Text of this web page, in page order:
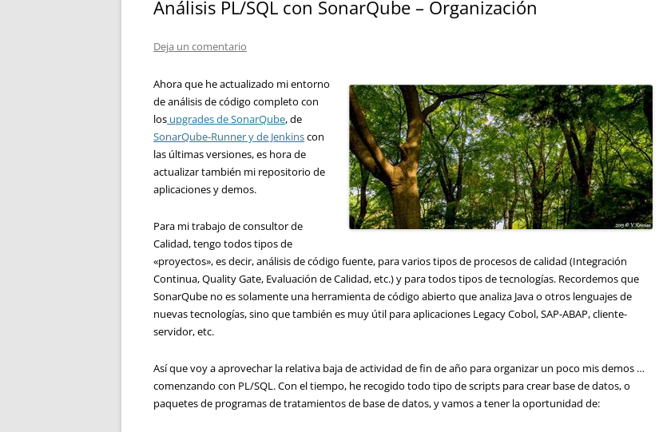
Análisis PL/SQL con SonarQube – Organización
Deja un comentario
Ahora que he actualizado mi entorno
de análisis de código completo con
los upgrades de SonarQube, de
SonarQube-Runner y de Jenkinscon
las últimas versiones, es horade
actualizartambién mi repositorio de
aplicaciones ydemos.
Para mi trabajo de consultor de
Calidad, tengo todos tipos de
«proyectos», es decir, análisis de código fuente, para varios tipos de procesos de calidad (Integración
Continua, Quality Gate, Evaluación de Calidad, etc.) y para todos tipos de tecnologías. Recordemos que
SonarQube no es solamente una herramienta de código abierto que analiza Java o otros lenguajes de
nuevas tecnologías, sino que también es muy útil para aplicaciones Legacy Cobol, SAP-ABAP, cliente-
servidor, etc.
Así que voy a aprovechar la relativa baja de actividad de fin de año para organizar un poco mis demos …
comenzando con PL/SQL. Con el tiempo, he recogido todo tipo de scripts para crear base de datos, o
paquetes de programas de tratamientos de base de datos, y vamos a tener la oportunidad de: